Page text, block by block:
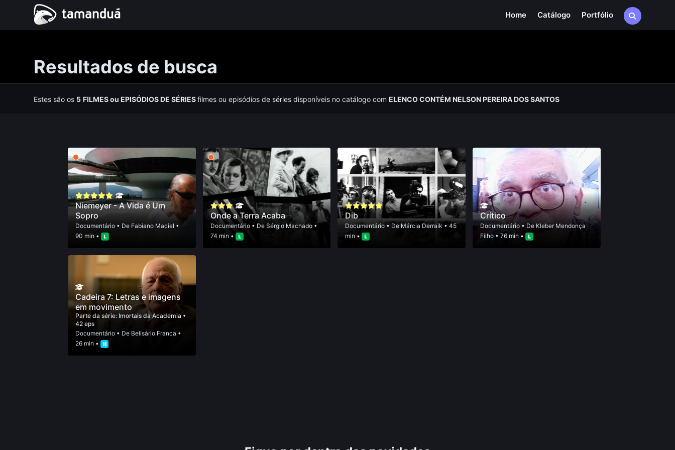
Home Catálogo Portfólio
Resultados de busca
Estes são os 5 FILMESou EPISÓDIOS DE SÉRIESfilmes ou episódios de séries disponíveis no catálogo comELENCO CONTÉM NELSON PEREIRA DOS SANTOS
Niemeyer - A Vida é Um
Sopro
Documentário• De Fabiano Maciel •
90 min •
Onde a Terra Acaba
Documentário• De Sérgio Machado•
74 min •
Dib
Documentário • De Márcia Derraik • 45
min •
Crítico
Documentário • De Kleber Mendonça
Filho • 76 min •
Cadeira 7: Letras e imagens
em movimento
Parte da série: Imortais da Academia •
42 eps
Documentário• De Belisário Franca •
26 min •